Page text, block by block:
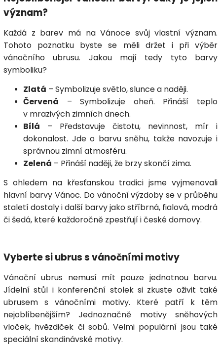
význam?
Každá z barev má na Vánoce svůj vlastní význam.
Tohoto poznatku byste se měli držet i při výběr
vánočního ubrusu. Jakou mají tedy tyto barvy
symboliku?
Zlatá – Symbolizuje světlo, slunce a naději.
Červená – Symbolizuje oheň. Přináší teplo
v mrazivých zimních dnech.
Bílá – Představuje čistotu, nevinnost, mír i
dokonalost. Jde o barvu sněhu, takže navozuje i
správnou zimní atmosféru.
Zelená – Přináší naději, že brzy skončí zima.
S ohledem na křesťanskou tradici jsme vyjmenovali
hlavní barvy Vánoc. Do vánoční výzdoby se v průběhu
staletí dostaly i další barvy jako stříbrná, fialová, modrá
či šedá, které každoročně zpestřují i české domovy.
Vyberte si ubrus s vánočními motivy
Vánoční ubrus nemusí mít pouze jednotnou barvu.
Jídelní stůl i konferenční stolek si zkuste oživit také
ubrusem s vánočními motivy. Které patří k těm
nejoblíbenějším? Jednoznačně motivy sněhových
vloček, hvězdiček či sobů. Velmi populární jsou také
speciální skandinávské motivy.